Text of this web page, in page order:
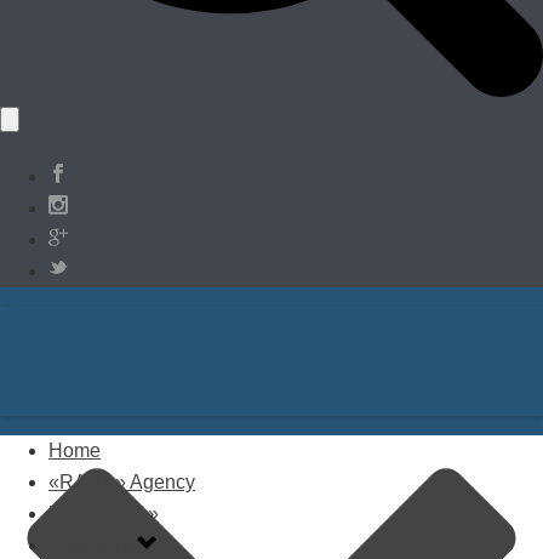
Home
«RADA» Agency
ILA «RADA»